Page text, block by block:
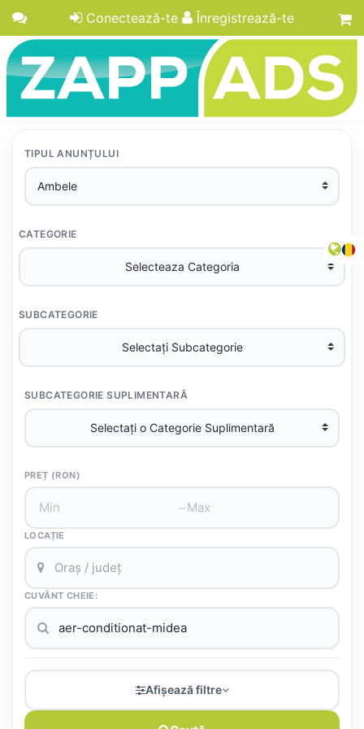
Conectează-te Înregistrează-te
TIPUL ANUNȚULUI
CATEGORIE
SUBCATEGORIE
SUBCATEGORIE SUPLIMENTARĂ
PREȚ (RON)
–
LOCAȚIE
CUVÂNT CHEIE:
Afișează filtre